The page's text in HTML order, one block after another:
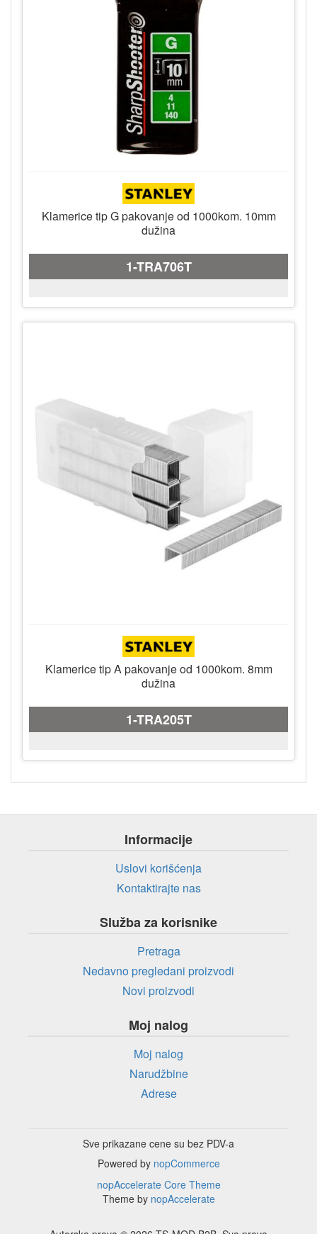
Klamerice tip G pakovanje od 1000kom. 10mm
dužina
1-TRA706T
Klamerice tip A pakovanje od 1000kom. 8mm
dužina
1-TRA205T
Informacije
Uslovi korišćenja
Kontaktirajte nas
Služba za korisnike
Pretraga
Nedavno pregledani proizvodi
Novi proizvodi
Moj nalog
Moj nalog
Narudžbine
Adrese
Sve prikazane cene su bez PDV-a
Powered by nopCommerce
nopAccelerate Core Theme
Theme by nopAccelerate